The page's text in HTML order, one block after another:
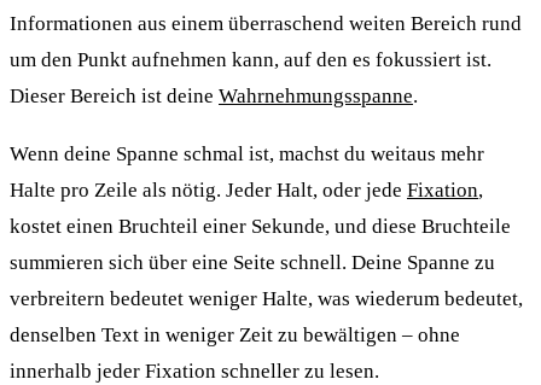
Informationen aus einem überraschend weiten Bereich rund
um den Punkt aufnehmen kann, auf den es fokussiert ist.
Dieser Bereich ist deine Wahrnehmungsspanne.
Wenn deine Spanne schmal ist, machst du weitaus mehr
Halte pro Zeile als nötig. Jeder Halt, oder jede Fixation,
kostet einen Bruchteil einer Sekunde, und diese Bruchteile
summieren sich über eine Seite schnell. Deine Spanne zu
verbreitern bedeutet weniger Halte, was wiederum bedeutet,
denselben Text in weniger Zeit zu bewältigen – ohne
innerhalb jeder Fixation schneller zu lesen.